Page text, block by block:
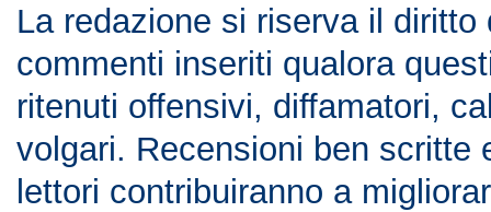
La redazione si riserva il diritto
commenti inseriti qualora
ritenuti offensivi, diffamatori,
volgari. Recensioni ben scritte
lettori contribuiranno a